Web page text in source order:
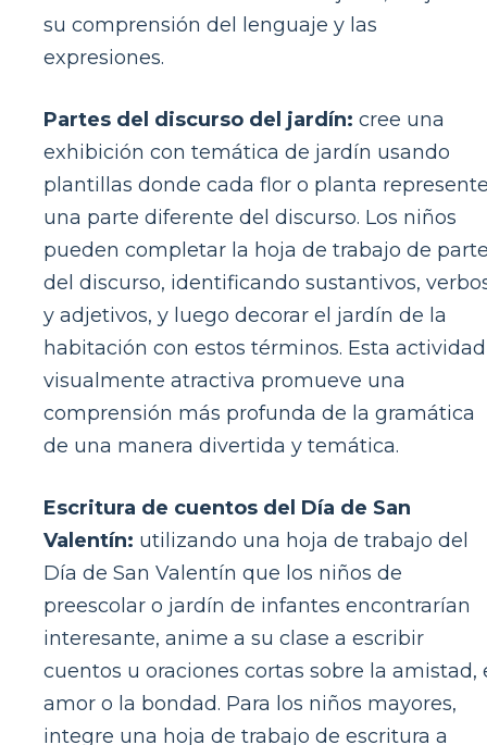
su comprensión del lenguaje y las
expresiones.
Partes del discurso del jardín: cree una
exhibición con temática de jardín usando
plantillas donde cada flor o planta
una parte diferente del discurso. Los niños
pueden completar la hoja de trabajo de
del discurso, identificando sustantivos,
y adjetivos, y luego decorar el jardín de la
habitación con estos términos. Esta actividad
visualmente atractiva promueve una
comprensión más profunda de la gramática
de una manera divertida y temática.
Escritura de cuentos del Día de San
Valentín: utilizando una hoja de trabajo del
Día de San Valentín que los niños de
preescolar o jardín de infantes encontrarían
interesante, anime a su clase a escribir
cuentos u oraciones cortas sobre la amistad,
amor o la bondad. Para los niños mayores,
integre una hoja de trabajo de escritura a